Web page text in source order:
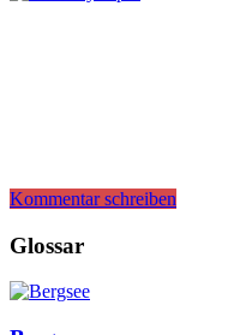
Kommentar schreiben
Glossar